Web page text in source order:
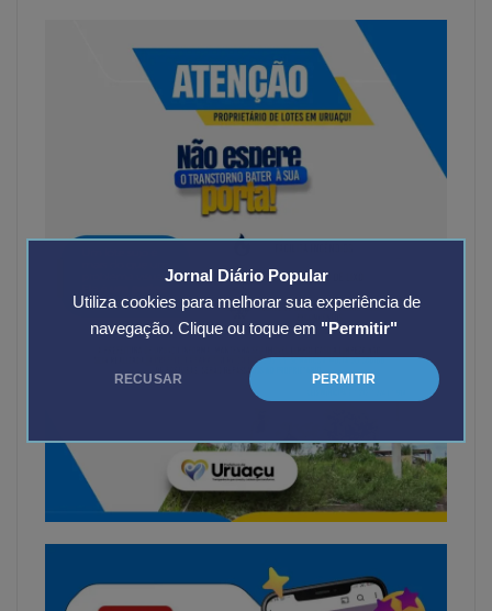
Jornal Diário Popular
Utiliza cookies para melhorar sua experiência de
navegação. Clique ou toque em "Permitir"
RECUSAR PERMITIR